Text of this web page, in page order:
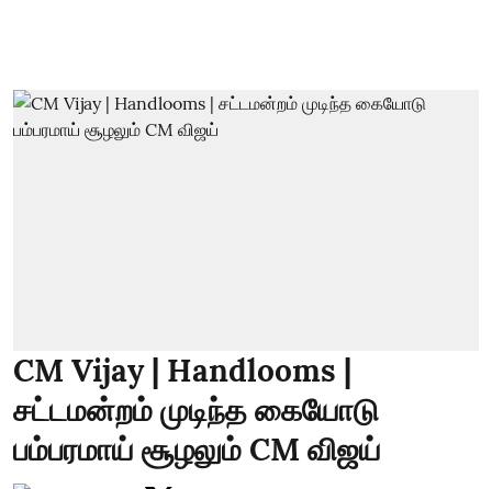
CM Vijay | Handlooms |
சட்டமன்றம் முடிந்த கையோடு
பம்பரமாய் சூழலும் CM விஜய்